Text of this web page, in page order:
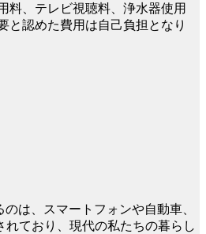
料、テレビ視聴料、浄水器使用
と認めた費用は自己負担となり
は、スマートフォンや自動車、
れており、現代の私たちの暮らし